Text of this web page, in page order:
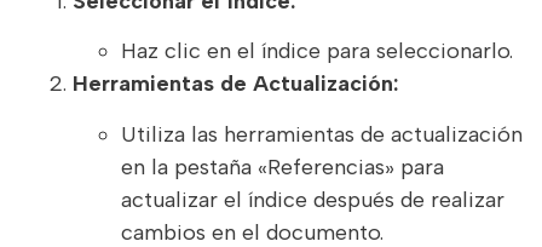
Haz clic en el índice para seleccionarlo.
Herramientas de Actualización:
Utiliza las herramientas de actualización
en la pestaña «Referencias» para
actualizar el índice después de realizar
cambios en el documento.